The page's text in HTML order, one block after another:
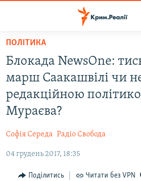
Перейти
основного
матеріалу
Перейти
до
основної
Перейти
до
ВОДА.КРИМ
ВІДЕО ТА ФОТО
ПОЛІТИКА
ПОГЛЯД
ІНТЕРВ'Ю
ВСЕ ЗА ДЕНЬ
ПОЛІТИКА
Блокада NewsOne:
марш Саакашвілі чи
редакційною
Мураєва?
Софія Середа Радіо Свобода
04 грудень 2017, 18:35
Поділитись Читати без VPN